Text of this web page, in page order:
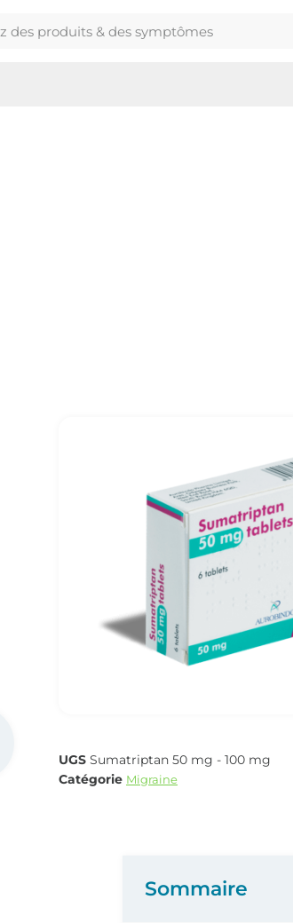
UGS Sumatriptan 50 mg - 100 mg
Catégorie Migraine
Sommaire